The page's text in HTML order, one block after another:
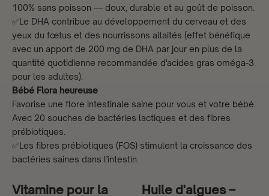
100% sans poisson — doux, durable et au goût de poisson.
✅Le DHA contribue au développement du cerveau et des
yeux du fœtus et des nourrissons allaités (effet bénéfique
avec un apport de 200 mg de DHA par jour en plus de la
quantité quotidienne recommandée d'acides gras oméga-3
pour les adultes).
Bébé Flora heureuse
Favorise une flore intestinale saine pour vous et votre bébé.
Avec 20 souches de bactéries lactiques et des fibres
prébiotiques.
✅Les fibres prébiotiques (FOS) stimulent la croissance des
bactéries saines dans l'intestin.
Vitamine pour la
Huile d'algues –